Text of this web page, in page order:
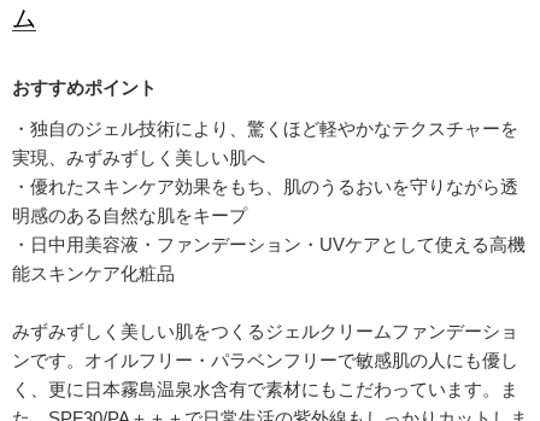
ム
・独自のジェル技術により、驚くほど軽やかなテクスチャーを
実現、みずみずしく美しい肌へ
・優れたスキンケア効果をもち、肌のうるおいを守りながら透
明感のある自然な肌をキープ
・日中用美容液・ファンデーション・UVケアとして使える高機
能スキンケア化粧品
みずみずしく美しい肌をつくるジェルクリームファンデーショ
ンです。オイルフリー・パラベンフリーで敏感肌の人にも優し
く、更に日本霧島温泉水含有で素材にもこだわっています。ま